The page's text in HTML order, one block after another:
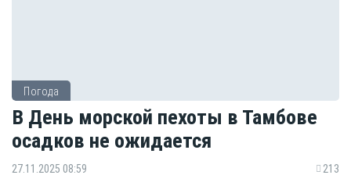
Погода
В День морской пехоты в Тамбове
осадков не ожидается
27.11.2025 08:59 213